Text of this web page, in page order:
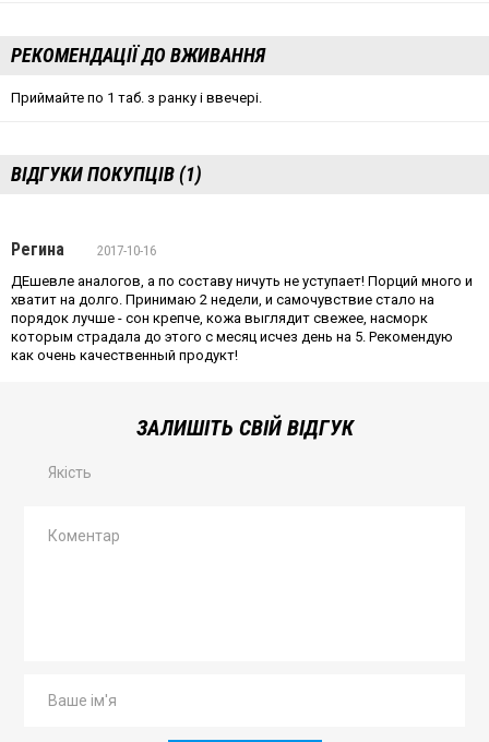
РЕКОМЕНДАЦІЇ ДО ВЖИВАННЯ
Приймайте по 1 таб. з ранку і ввечері.
ВІДГУКИ ПОКУПЦІВ (1)
Регина
2017-10-16
ДЕшевле аналогов, а по составу ничуть не уступает! Порций много и
хватит на долго. Принимаю 2 недели, и самочувствие стало на
порядок лучше - сон крепче, кожа выглядит свежее, насморк
которым страдала до этого с месяц исчез день на 5. Рекомендую
как очень качественный продукт!
ЗАЛИШІТЬ СВІЙ ВІДГУК
Якість